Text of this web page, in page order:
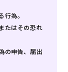
行為。
たはその恐れ
の申告、届出